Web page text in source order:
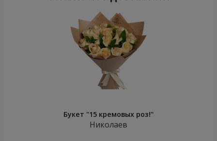
Букет "15 кремовых роз!"
Николаев